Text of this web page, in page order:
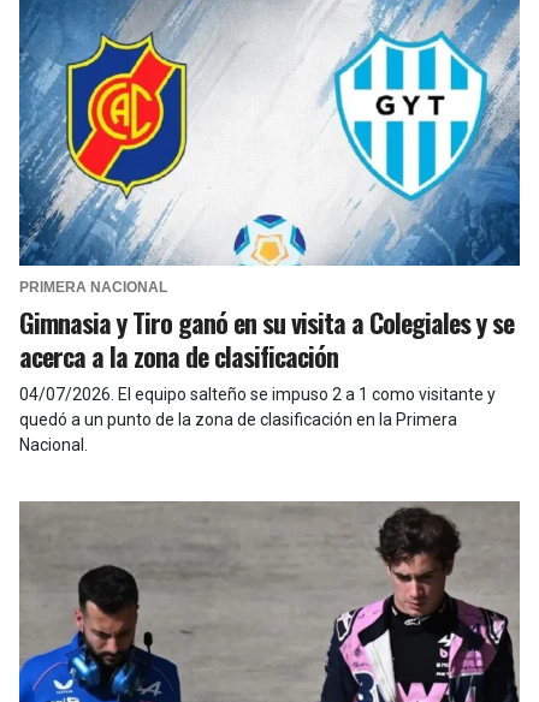
PRIMERA NACIONAL
Gimnasia y Tiro ganó en su visita a Colegiales y se
acerca a la zona de clasificación
04/07/2026 El equipo salteño se impuso 2 a 1 como visitante y
quedó a un punto de la zona de clasificación en la Primera
Nacional.